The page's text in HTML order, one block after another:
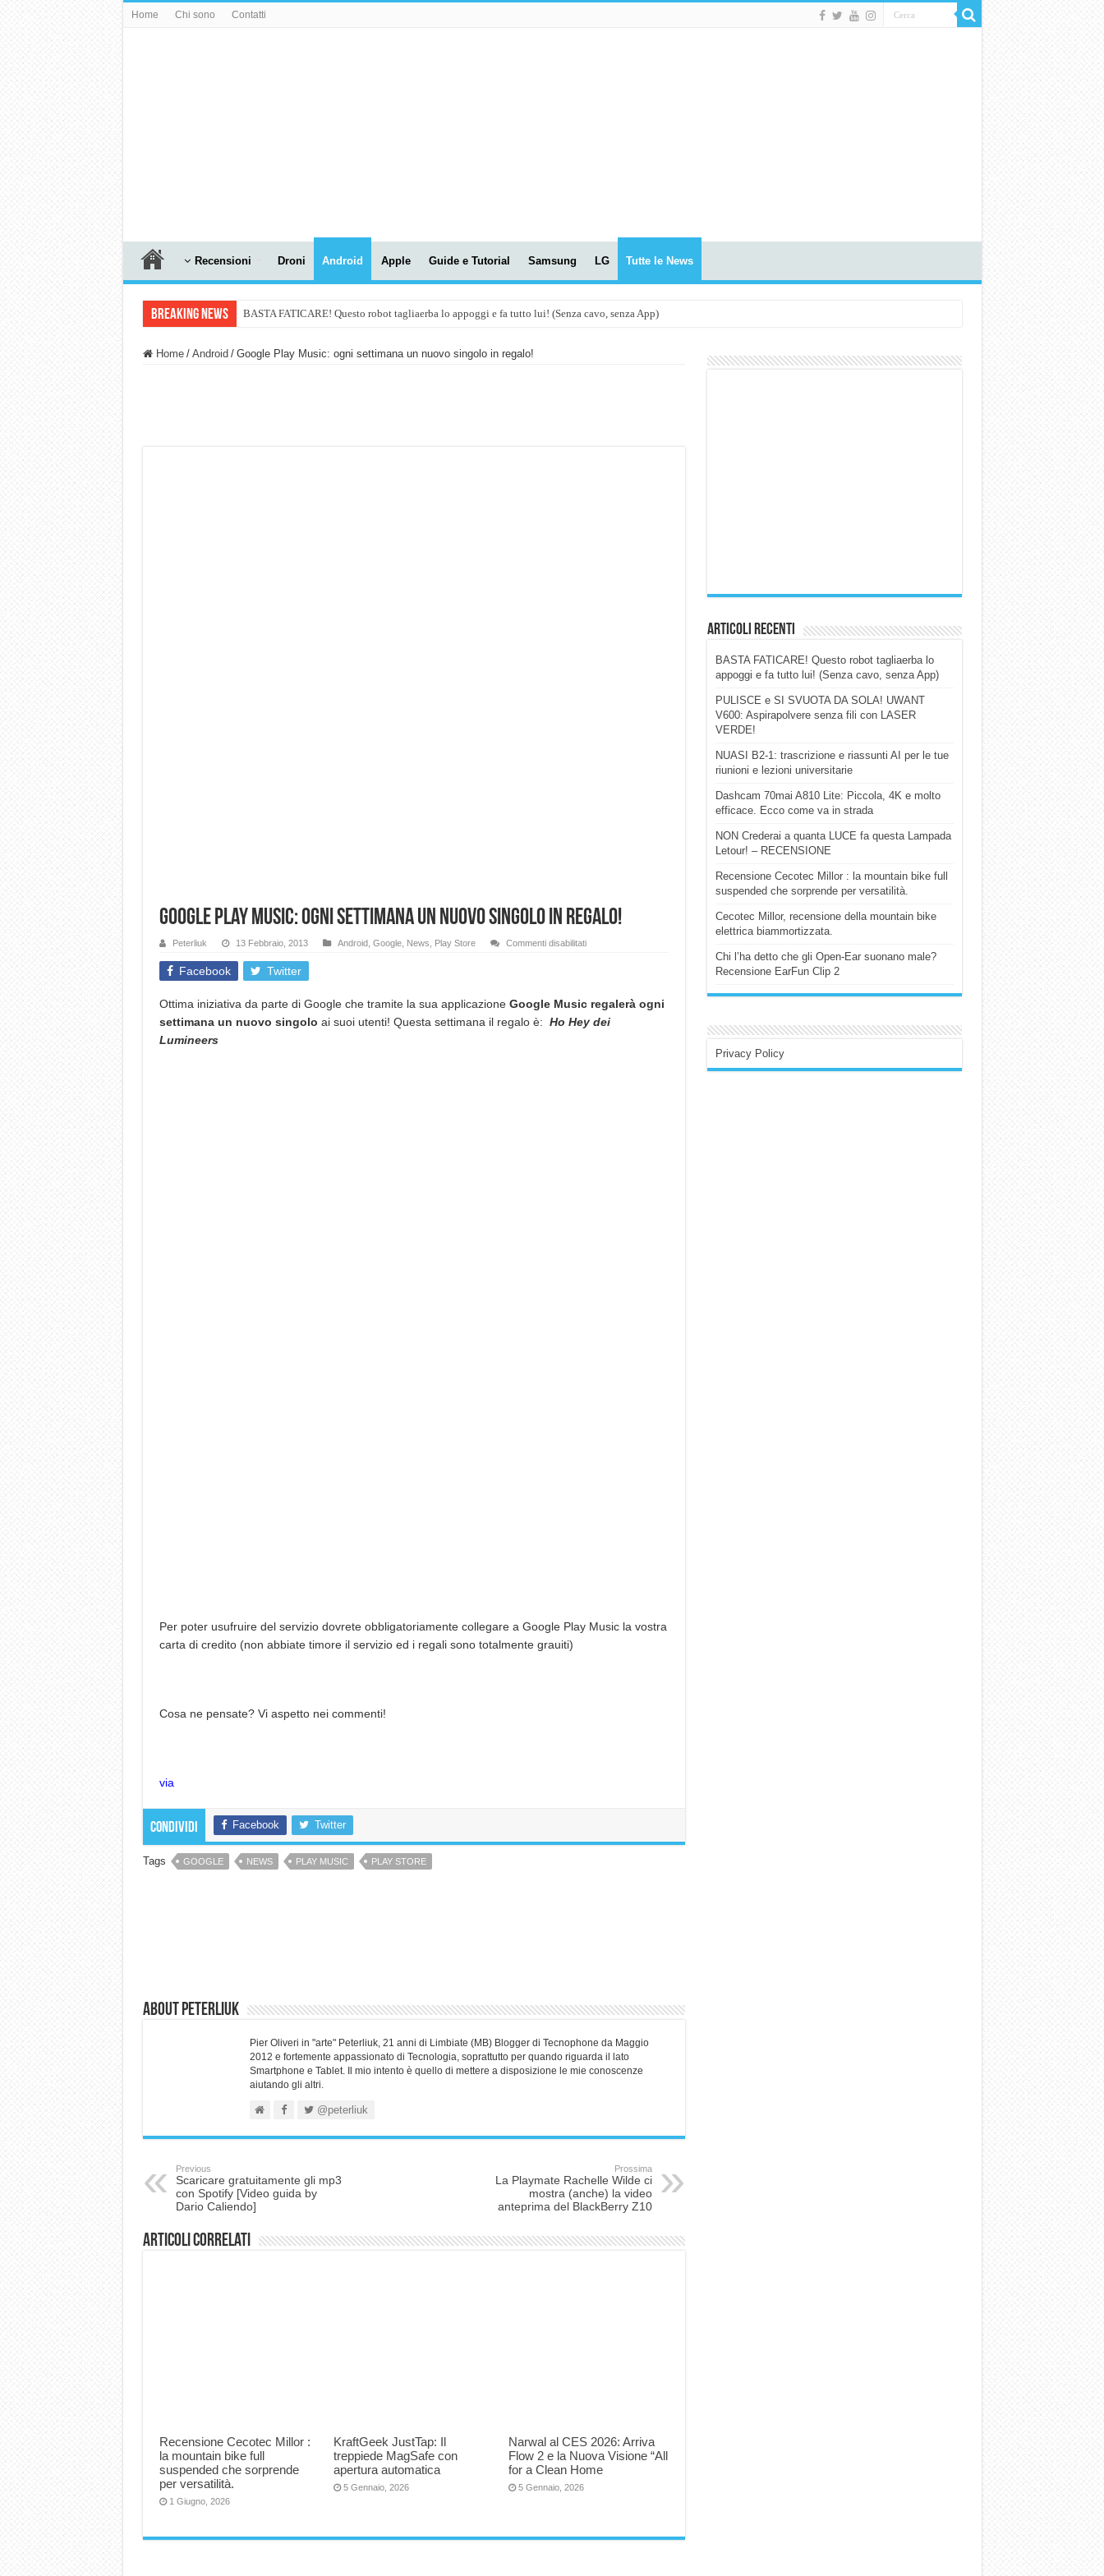
Home Chi sono Contatti
Recensioni Droni Android Apple Guide e Tutorial Samsung LG Tutte le News
Breaking News BASTA FATICARE! Questo robot tagliaerba lo appoggi e fa tutto lui! (Senza cavo, senza App)
Home / Android / Google Play Music: ogni settimana un nuovo singolo in regalo!
Google Play Music: ogni settimana un nuovo singolo in regalo!
Peterliuk 13 Febbraio, 2013 Android, Google, News Play Store Commenti disabilitatisu
un
nuovo
singolo
in
Facebook Twitter
Ottima iniziativa da parte di Google che tramite la sua applicazione Google Music regalerà ogni
settimana un nuovo singolo ai suoi utenti! Questa settimana il regalo è: Ho Hey dei
Lumineers
Per poter usufruire del servizio dovrete obbligatoriamente collegare a Google Play Music la vostra
carta di credito (non abbiate timore il servizio ed i regali sono totalmente grauiti)
Cosa ne pensate? Vi aspetto nei commenti!
via
Condividi Facebook Twitter
Tags GOOGLE NEWS PLAY MUSIC PLAY STORE
About Peterliuk
Pier Oliveri in "arte" Peterliuk, 21 anni di Limbiate (MB) Blogger di Tecnophone da Maggio
2012 e fortemente appassionato di Tecnologia, soprattutto per quando riguarda il lato
Smartphone e Tablet. Il mio intento è quello di mettere a disposizione le mie conoscenze
aiutando gli altri.
@peterliuk
Previous
Scaricare gratuitamente gli mp3
con Spotify [Video guida by
Dario Caliendo]
Prossima
La Playmate Rachelle Wilde ci
mostra (anche) la video
anteprima del BlackBerry Z10
Articoli correlati
Recensione Cecotec Millor :
la mountain bike full
suspended che sorprende
per versatilità.
1 Giugno, 2026
KraftGeek JustTap: Il
treppiede MagSafe con
apertura automatica
5 Gennaio, 2026
Narwal al CES 2026: Arriva
Flow 2 e la Nuova Visione “All
for a Clean Home
5 Gennaio, 2026
Articoli Recenti
BASTA FATICARE! Questo robot tagliaerba lo
appoggi e fa tutto lui! (Senza cavo, senza App)
PULISCE e SI SVUOTA DA SOLA! UWANT
V600: Aspirapolvere senza fili con LASER
VERDE!
NUASI B2-1: trascrizione e riassunti AI per le tue
riunioni e lezioni universitarie
Dashcam 70mai A810 Lite: Piccola, 4K e molto
efficace. Ecco come va in strada
NON Crederai a quanta LUCE fa questa Lampada
Letour! – RECENSIONE
Recensione Cecotec Millor : la mountain bike full
suspended che sorprende per versatilità.
Cecotec Millor, recensione della mountain bike
elettrica biammortizzata.
Chi l’ha detto che gli Open-Ear suonano male?
Recensione EarFun Clip 2
Privacy Policy